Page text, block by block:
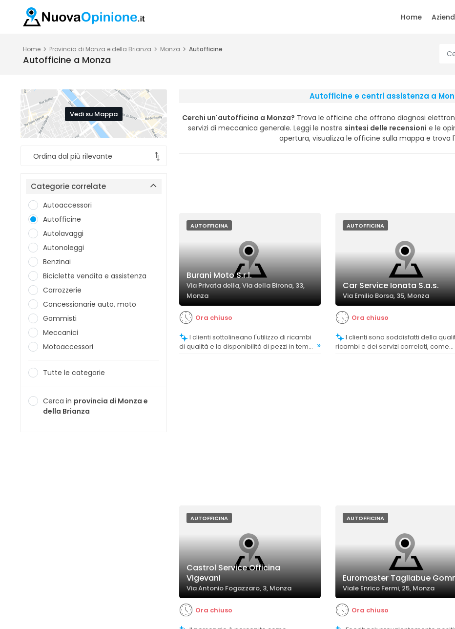
Home
Home Provincia di Monza e della Brianza Monza Autofficine
Autofficine a Monza
Vedi su Mappa
Categorie correlate
Autoaccessori
Autofficine
Autolavaggi
Autonoleggi
Benzinai
Biciclette vendita e assistenza
Carrozzerie
Concessionarie auto, moto
Gommisti
Meccanici
Motoaccessori
Tutte le categorie
Cerca in provincia di Monza e
della Brianza
Autofficine e centri assistenza a
Cerchi un'autofficina a Monza? Trova le officine che offrono diagnosi
servizi di meccanica generale. Leggi le nostre sintesi delle recensioni e le
apertura, visualizza le officine sulla mappa e trova
AUTOFFICINA
Burani Moto S.r.l.
Via Privata della, Via della Birona, 33,
Monza
Ora chiuso
di qualità e la disponibilità di pezzi in tempi »
AUTOFFICINA
Car Service Ionata S.a.s.
Via Emilio Borsa, 35, Monza
Ora chiuso
I clienti sono soddisfatti della qualità dei
ricambi e dei servizi correlati, come
AUTOFFICINA
Castrol Service Officina
Vigevani
Via Antonio Fogazzaro, 3, Monza
Ora chiuso
AUTOFFICINA
Euromaster Tagliabue
Viale Enrico Fermi, 25, Monza
Ora chiuso